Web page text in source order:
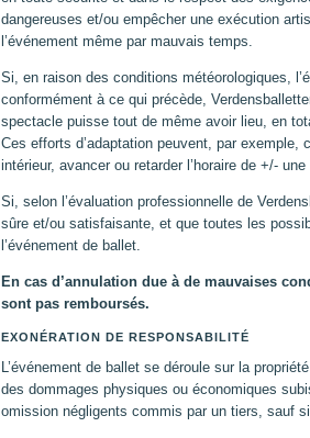
dangereuses et/ou empêcher une exécution
l’événement même par mauvais temps.
Si, en raison des conditions météorologiques,
conformément à ce qui précède,
spectacle puisse tout de même avoir lieu, en
Ces efforts d’adaptation peuvent, par
intérieur, avancer ou retarder l’horaire de +/-
Si, selon l’évaluation professionnelle de
sûre et/ou satisfaisante, et que toutes les
l’événement de ballet.
En cas d’annulation due à de mauvaises
sont pas remboursés.
EXONÉRATION DE RESPONSABILITÉ
L’événement de ballet se déroule sur la
des dommages physiques ou économiques
omission négligents commis par un tiers, sauf